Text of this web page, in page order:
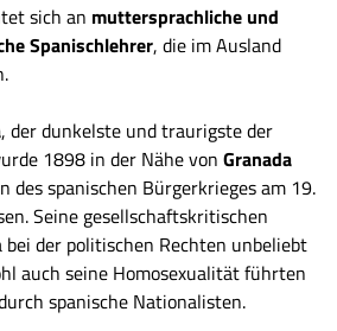
sich an muttersprachliche und
Spanischlehrer, die im Ausland
, der dunkelste und traurigste der
1898 in der Nähe von Granada
des spanischen Bürgerkrieges am 19.
Seine gesellschaftskritischen
der politischen Rechten unbeliebt
auch seine Homosexualität führten
spanische Nationalisten.